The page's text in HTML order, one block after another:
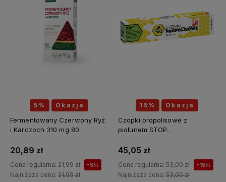
5% Okazja
Fermentowany Czerwony Ryż
i Karczoch 310 mg 80
20,89 zł
Cena regularna: 21,99 zł -5%
Najniższa cena: 21,99 zł
15% Okazja
Czopki propolisowe z
piołunem STOP
wrotycz, zielony orzech,
szałwia, kłącze tataraku,
konopia siewna) 12 sztuk x 2g
API Effect
45,05 zł
Cena regularna: 53,00 zł -15%
Najniższa cena: 53,00 zł